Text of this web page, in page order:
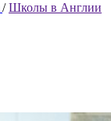
/ Школы в Англии